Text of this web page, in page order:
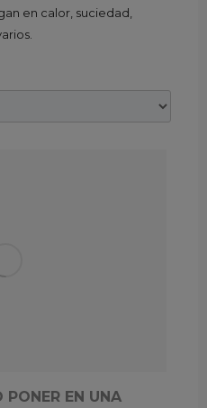
en calor, suciedad,
PONER EN UNA